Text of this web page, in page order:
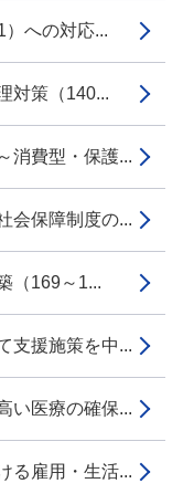
への対応...
対策（140...
消費型・保護...
会保障制度の...
（169～1...
支援施策を中...
い医療の確保...
る雇用・生活...